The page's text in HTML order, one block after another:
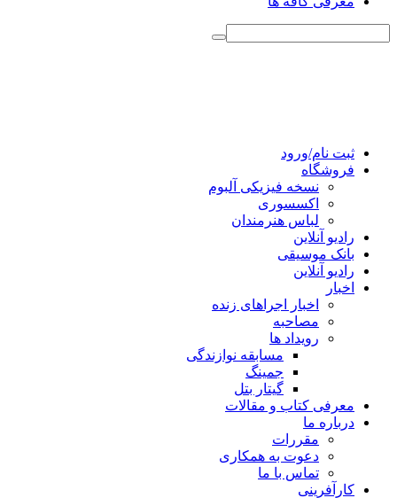
ثبت نام/ورود
فروشگاه
نسخه فیزیکی آلبوم
اکسسوری
لباس هنرمندان
رادیو آنلاین
بانک موسیقی
رادیو آنلاین
اخبار
اخبار اجراهای زنده
مصاحبه
رویداد ها
مسابقه نوازندگی
جمینگ
گیتار بتل
معرفی کتاب و مقالات
درباره ما
مقررات
دعوت به همکاری
تماس با ما
کارآفرینی